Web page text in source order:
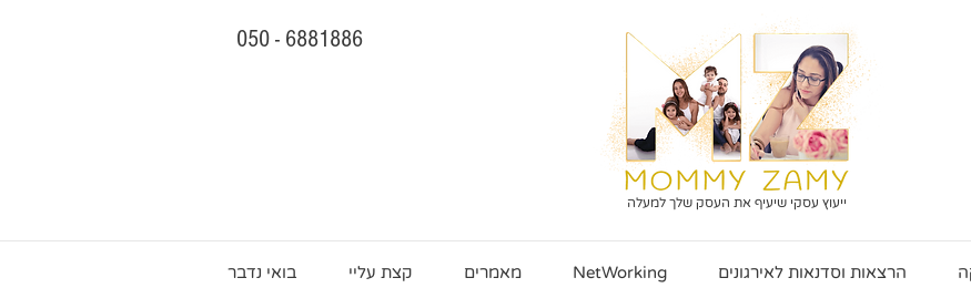
050 - 6881886
ייעוץ עסקי שיעיף את העסק שלך למעלה
הרצאות וסדנאות לאירגונים NetWorking מאמרים קצת עליי בואי נדבר